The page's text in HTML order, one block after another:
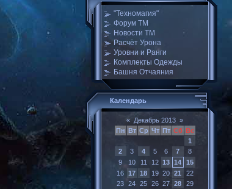
"Техномагия"
Форум ТМ
Новости ТМ
Расчёт Урона
Уровни и Ранги
Комплекты Одежды
Башня Отчаяния
Календарь
« Декабрь 2013 »
Пн Вт Ср Чт Пт Сб Вс
1
2
3 4 5 6 7
8
9
10 11 12 13 14
15
16 17 18 19 20 21
22
23 24 25 26 27 28
29